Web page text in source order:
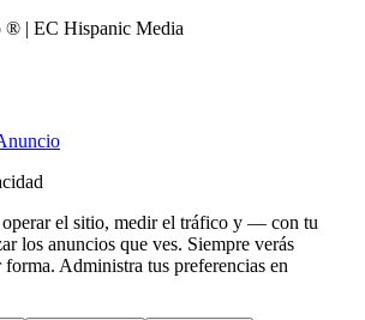
| EC Hispanic Media
operar el sitio, medir el tráfico y — con tu
los anuncios que ves. Siempre verás
Administra tus preferencias en